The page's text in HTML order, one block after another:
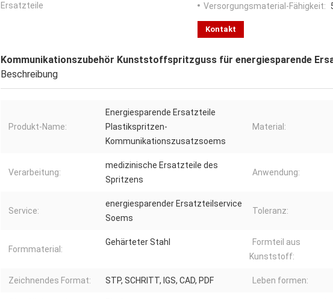
Ersatzteile
Versorgungsmaterial-Fähigkeit:
Kontakt
Kommunikationszubehör Kunststoffspritzguss für energiesparende
Beschreibung
Produkt-Name:
Energiesparende Ersatzteile
Plastikspritzen-
Kommunikationszusatzsoems
Material:
Verarbeitung:
medizinische Ersatzteile des
Spritzens
Anwendung:
Service:
energiesparender Ersatzteilservice
Soems
Toleranz:
Formmaterial:
Gehärteter Stahl
Formteil aus
Kunststoff:
Zeichnendes Format: STP, SCHRITT, IGS, CAD, PDF Leben formen: